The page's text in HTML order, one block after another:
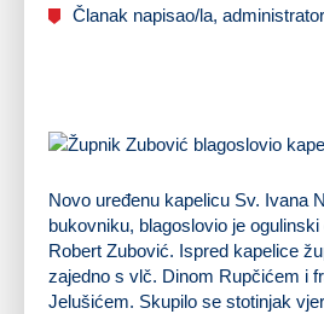
Članak napisao/la, administrator
Novo uređenu kapelicu Sv. Ivana
bukovniku, blagoslovio je
Robert Zubović. Ispred kapelice
zajedno s vlč. Dinom Rupčićem i
Jelušićem. Skupilo se stotinjak